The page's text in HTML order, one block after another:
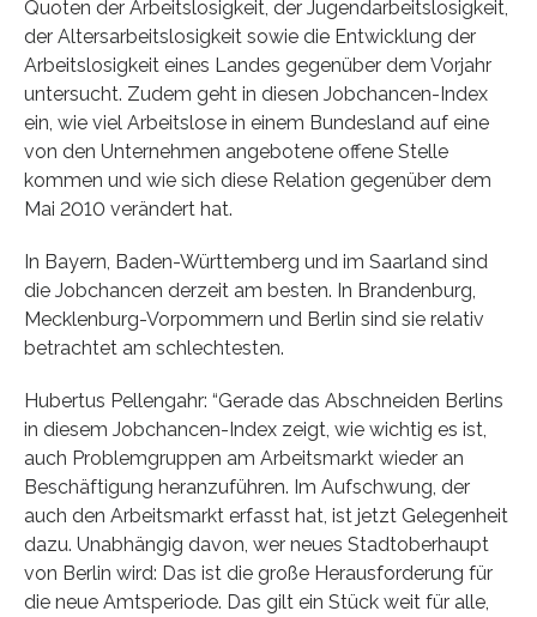
Quoten der Arbeitslosigkeit, der Jugendarbeitslosigkeit,
der Altersarbeitslosigkeit sowie die Entwicklung der
Arbeitslosigkeit eines Landes gegenüber dem Vorjahr
untersucht. Zudem geht in diesen Jobchancen-Index
ein, wie viel Arbeitslose in einem Bundesland auf eine
von den Unternehmen angebotene offene Stelle
kommen und wie sich diese Relation gegenüber dem
Mai 2010 verändert hat.
In Bayern, Baden-Württemberg und im Saarland sind
die Jobchancen derzeit am besten. In Brandenburg,
Mecklenburg-Vorpommern und Berlin sind sie relativ
betrachtet am schlechtesten.
Hubertus Pellengahr: “Gerade das Abschneiden Berlins
in diesem Jobchancen-Index zeigt, wie wichtig es ist,
auch Problemgruppen am Arbeitsmarkt wieder an
Beschäftigung heranzuführen. Im Aufschwung, der
auch den Arbeitsmarkt erfasst hat, ist jetzt Gelegenheit
dazu. Unabhängig davon, wer neues Stadtoberhaupt
von Berlin wird: Das ist die große Herausforderung für
die neue Amtsperiode. Das gilt ein Stück weit für alle,